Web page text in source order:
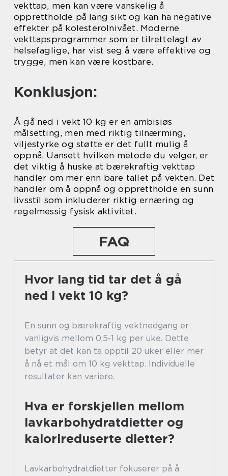
vekttap, men kan være vanskelig å
opprettholde på lang sikt og kan ha negative
effekter på kolesterolnivået. Moderne
vekttapsprogrammer som er tilrettelagt av
helsefaglige, har vist seg å være effektive og
trygge, men kan være kostbare.
Konklusjon:
Å gå ned i vekt 10 kg er en ambisiøs
målsetting, men med riktig tilnærming,
viljestyrke og støtte er det fullt mulig å
oppnå. Uansett hvilken metode du velger, er
det viktig å huske at bærekraftig vekttap
handler om mer enn bare tallet på vekten. Det
handler om å oppnå og opprettholde en sunn
livsstil som inkluderer riktig ernæring og
regelmessig fysisk aktivitet.
FAQ
Hvor lang tid tar det å gå
ned i vekt 10 kg?
En sunn og bærekraftig vektnedgang er
vanligvis mellom 0,5-1 kg per uke. Dette
betyr at det kan ta opptil 20 uker eller mer
å nå et mål om 10 kg vekttap. Individuelle
resultater kan variere.
Hva er forskjellen mellom
lavkarbohydratdietter og
kalorireduserte dietter?
Lavkarbohydratdietter fokuserer på å